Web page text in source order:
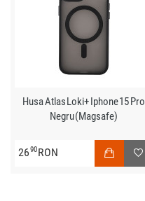
Husa Atlas Loki+ Iphone 15 Pro
Negru (Magsafe)
2690RON